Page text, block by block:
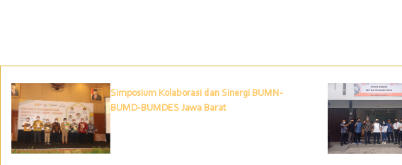
Simposium Kolaborasi dan Sinergi BUMN-
BUMD-BUMDES Jawa Barat